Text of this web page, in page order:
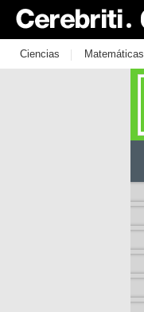
Ciencias | Matemáticas